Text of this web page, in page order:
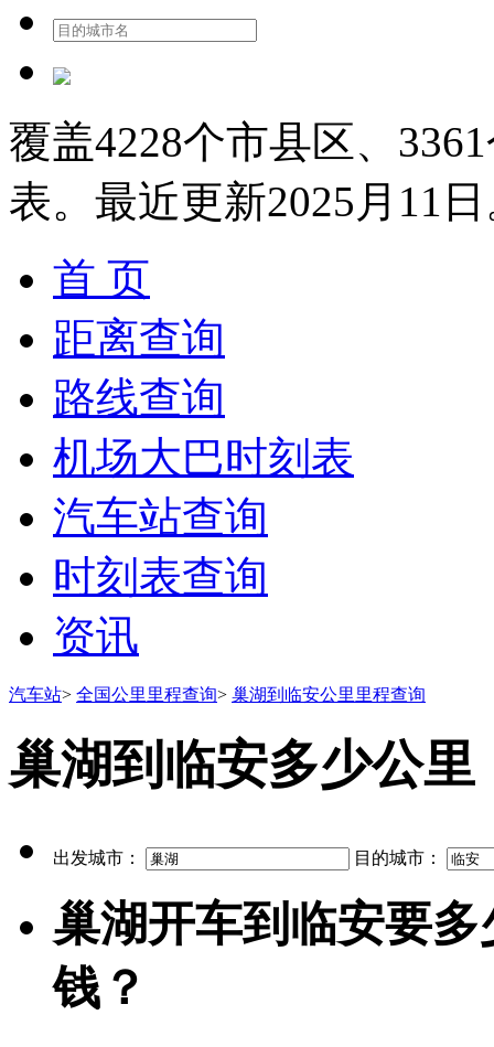
覆盖4228个市县区、 3361
表。最近更新2025月11日
首 页
距离查询
路线查询
机场大巴时刻表
汽车站查询
时刻表查询
资讯
汽车站> 全国公里里程查询> 巢湖到临安公里里程查询
巢湖到临安多少公里
出发城市： 目的城市：
巢湖开车到临安要
钱？